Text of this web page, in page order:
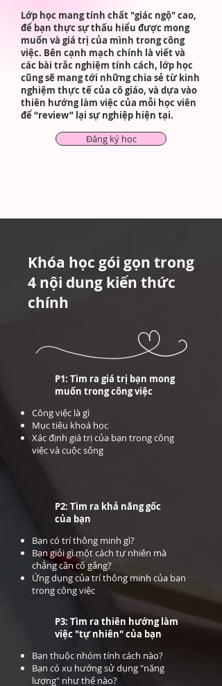
Lớp học mang tính chất "giác ngộ" cao,
để bạn thực sự thấu hiểu được mong
muốn và giá trị của mình trong công
việc. Bên cạnh mạch chính là viết và
các bài trắc nghiệm tính cách, lớp học
cũng sẽ mang tới những chia sẻ từ kinh
nghiệm thực tế của cô giáo, và dựa vào
thiên hướng làm việc của mỗi học viên
để “review” lại sự nghiệp hiện tại.
Đăng ký học
Khóa học gói gọn trong
4 nội dung kiến thức
chính
P1: Tìm ra giá trị bạn mong
muốn trong công việc
Công việc là gì
Mục tiêu khoá học
​Xác định giá trị của bạn trong công
việc và cuộc sống
P2: Tìm ra khả năng gốc
của bạn
Bạn có trí thông minh gì?
Bạn giỏi gì một cách tự nhiên mà
chẳng cần cố gắng?
Ứng dụng của trí thông minh của bạn
trong công việc
P3: Tìm ra thiên hướng làm
việc "tự nhiên" của bạn
Bạn thuộc nhóm tính cách nào?
Bạn có xu hướng sử dụng "năng
lượng" như thế nào?